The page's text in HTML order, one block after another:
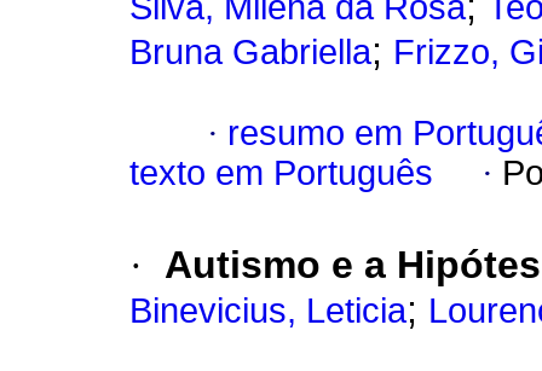
Bruna Gabriella; Frizzo,
· resumo em
texto em Português
·
· Autismo e a
Binevicius, Leticia;